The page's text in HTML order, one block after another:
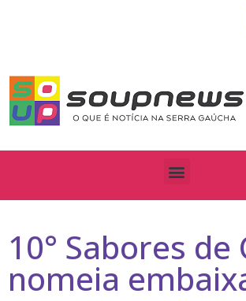
10° Sabores de
nomeia